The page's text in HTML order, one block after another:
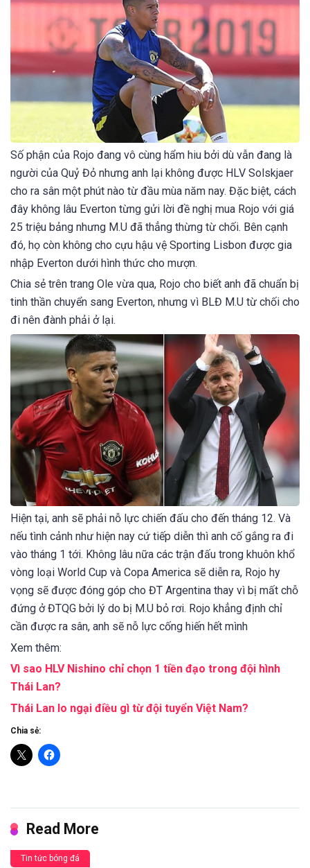
Số phận của Rojo đang vô cùng hẩm hiu bởi dù vẫn đang là
người của Quỷ Đỏ nhưng anh lại không được HLV Solskjaer
cho ra sân một phút nào từ đầu mùa năm nay. Đặc biệt, cách
đây không lâu Everton từng gửi lời đề nghị mua Rojo với giá
25 triệu bảng nhưng M.U đã thẳng thừng từ chối. Bên cạnh
đó, họ còn không cho cựu hậu vệ Sporting Lisbon được gia
nhập Everton dưới hình thức cho mượn.
Chia sẻ trên trang Ole vừa qua, Rojo cho biết anh đã chuẩn bị
tinh thần chuyển sang Everton, nhưng vì BLĐ M.U từ chối cho
đi nên đành phải ở lại.
Hiện tại, anh sẽ phải nỗ lực chiến đấu cho đến tháng 12. Và
nếu tình cảnh như hiện nay cứ tiếp diễn thì anh cố gắng ra đi
vào tháng 1 tới. Không lâu nữa các trận đấu trong khuôn khổ
vòng loại World Cup và Copa America sẽ diễn ra, Rojo hy
vọng sẽ được đóng góp cho ĐT Argentina thay vì bị mất chỗ
đứng ở ĐTQG bởi lý do bị M.U bỏ rơi. Rojo khẳng định chỉ
cần được ra sân, anh sẽ nỗ lực cống hiến hết mình
Xem thêm:
Vì sao HLV Nishino chỉ chọn 1 tiền đạo trong đội hình
Thái Lan?
Thái Lan lo ngại điều gì từ đội tuyển Việt Nam?
Chia sẻ:
Read More
Tin tức bóng đá